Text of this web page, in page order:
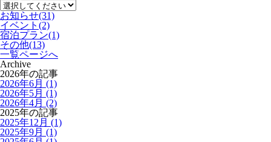
お知らせ(31)
イベント (2)
宿泊プラン(1)
その他(13)
一覧ページへ
Archive
2026年の記事
2026年6月 (1)
2026年5月 (1)
2026年4月 (2)
2025年の記事
2025年12月 (1)
2025年9月 (1)